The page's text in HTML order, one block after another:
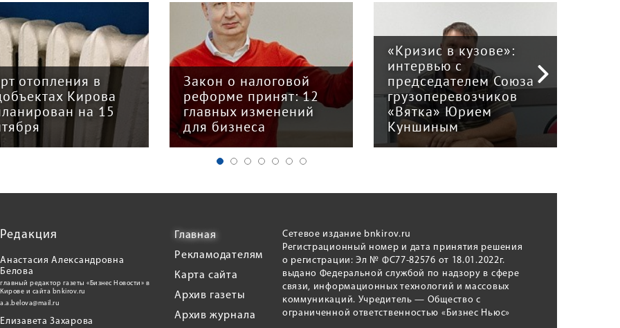
отопления в
Кирова
на 15
Закон о налоговой
реформе принят: 12
главных изменений
для бизнеса
«Кризис в кузове»:
интервью с
председателем Союза
грузоперевозчиков
«Вятка» Юрием
Куншиным
Редакция
Анастасия Александровна
Белова
главный редактор газеты «Бизнес Новости» в
Кирове и сайта bnkirov.ru
a.a.belova@mail.ru
Елизавета Захарова
Главная
Рекламодателям
Карта сайта
Архив газеты
Архив журнала
Сетевое издание bnkirov.ru
Регистрационный номер и дата принятия решения
о регистрации: Эл № ФС77-82576 от 18.01.2022г.
выдано Федеральной службой по надзору в сфере
связи, информационных технологий и массовых
коммуникаций. Учредитель — Общество с
ограниченной ответственностью «Бизнес Ньюс»